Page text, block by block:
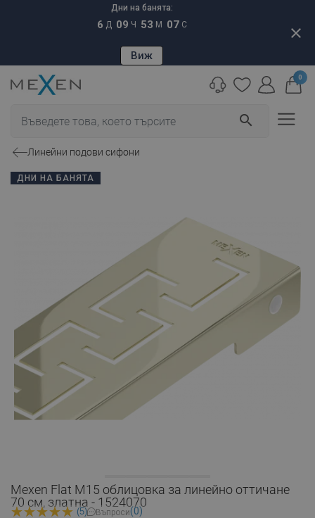
Дни на банята:
6 Д 09 Ч 53 М 06 С
Виж
close
search
0
Линейни подови сифони
ДНИ НА БАНЯТА
Mexen Flat M15 облицовка за линейно оттичане
70 см, златна - 1524070
(5) Въпроси(0)